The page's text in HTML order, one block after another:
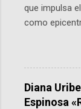
que impulsa
como
hackathon
Agencia
la vida
Planetario de
Diana
Espinosa